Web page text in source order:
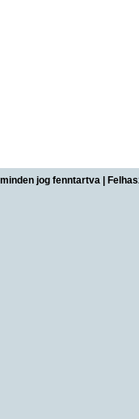
jog fenntartva